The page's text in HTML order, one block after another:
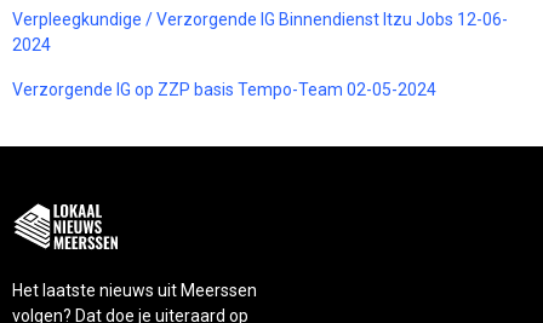
Verpleegkundige / Verzorgende IG Binnendienst Itzu Jobs 12-06-
2024
Verzorgende IG op ZZP basis Tempo-Team 02-05-2024
Het laatste nieuws uit Meerssen
volgen? Dat doe je uiteraard op